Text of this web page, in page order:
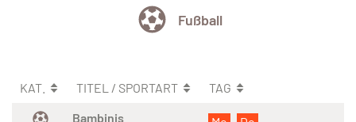
Fußball
KAT. TITEL / SPORTART
TAG
Bambinis